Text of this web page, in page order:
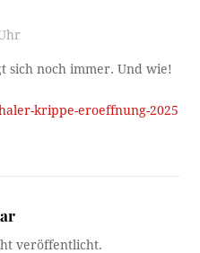
sich noch immer. Und wie!
krippe-eroeffnung-2025
veröffentlicht.